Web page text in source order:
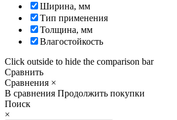
Ширина, мм
Тип применения
Толщина, мм
Влагостойкость
Click outside to hide the comparison bar
Сравнить
Сравнения ×
В сравнения Продолжить покупки
Поиск
×